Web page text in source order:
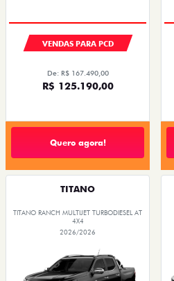
VENDAS PARA PCD
De: R$ 167.490,00
R$ 125.190,00
Quero agora!
TITANO
TITANO RANCH MULTIJET TURBODIESEL AT
4X4
2026/2026